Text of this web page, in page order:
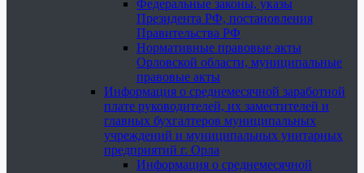
Федеральные законы, указы
Президента РФ, постановления
Правительства РФ
Нормативные правовые акты
Орловской области, муниципальные
правовые акты
Информация о среднемесячной заработной
плате руководителей, их заместителей и
главных бухгалтеров муниципальных
учреждений и муниципальных унитарных
предприятий г. Орла
Информация о среднемесячной